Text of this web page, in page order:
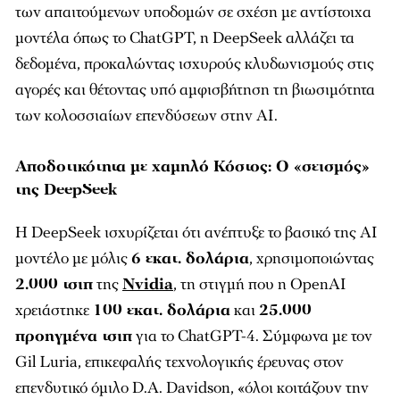
των απαιτούμενων υποδομών σε σχέση με αντίστοιχα
μοντέλα όπως το ChatGPT, η DeepSeek αλλάζει τα
δεδομένα, προκαλώντας ισχυρούς κλυδωνισμούς στις
αγορές και θέτοντας υπό αμφισβήτηση τη βιωσιμότητα
των κολοσσιαίων επενδύσεων στην AI.
Αποδοτικότητα με χαμηλό Κόστος: Ο «σεισμός»
της DeepSeek
Η DeepSeek ισχυρίζεται ότι ανέπτυξε το βασικό της AI
μοντέλο με μόλις6 εκατ. δολάρια, χρησιμοποιώντας
2.000 τσιπτηςNvidia, τη στιγμή που η OpenAI
χρειάστηκε 100 εκατ. δολάριακαι25.000
προηγμένα τσιπγια το ChatGPT-4. Σύμφωνα με τον
Gil Luria, επικεφαλής τεχνολογικής έρευνας στον
επενδυτικό όμιλο D.A. Davidson, «όλοι κοιτάζουν την